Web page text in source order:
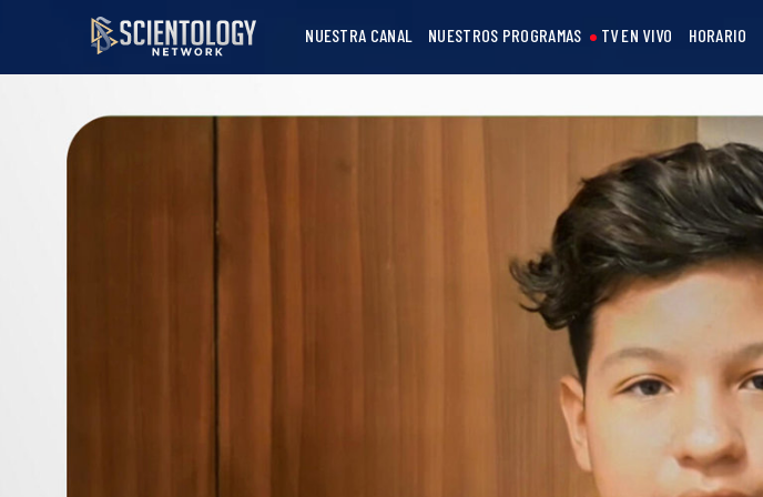
NUESTRA CANAL NUESTROS PROGRAMAS TV EN VIVO HORARIO